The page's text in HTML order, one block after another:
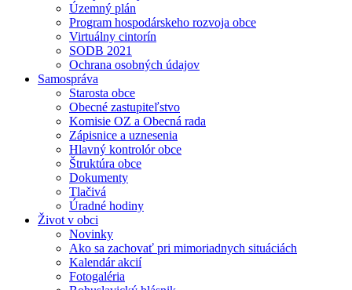
Územný plán
Program hospodárskeho rozvoja obce
Virtuálny cintorín
SODB 2021
Ochrana osobných údajov
Samospráva
Starosta obce
Obecné zastupiteľstvo
Komisie OZ a Obecná rada
Zápisnice a uznesenia
Hlavný kontrolór obce
Štruktúra obce
Dokumenty
Tlačivá
Úradné hodiny
Život v obci
Novinky
Ako sa zachovať pri mimoriadnych situáciách
Kalendár akcií
Fotogaléria